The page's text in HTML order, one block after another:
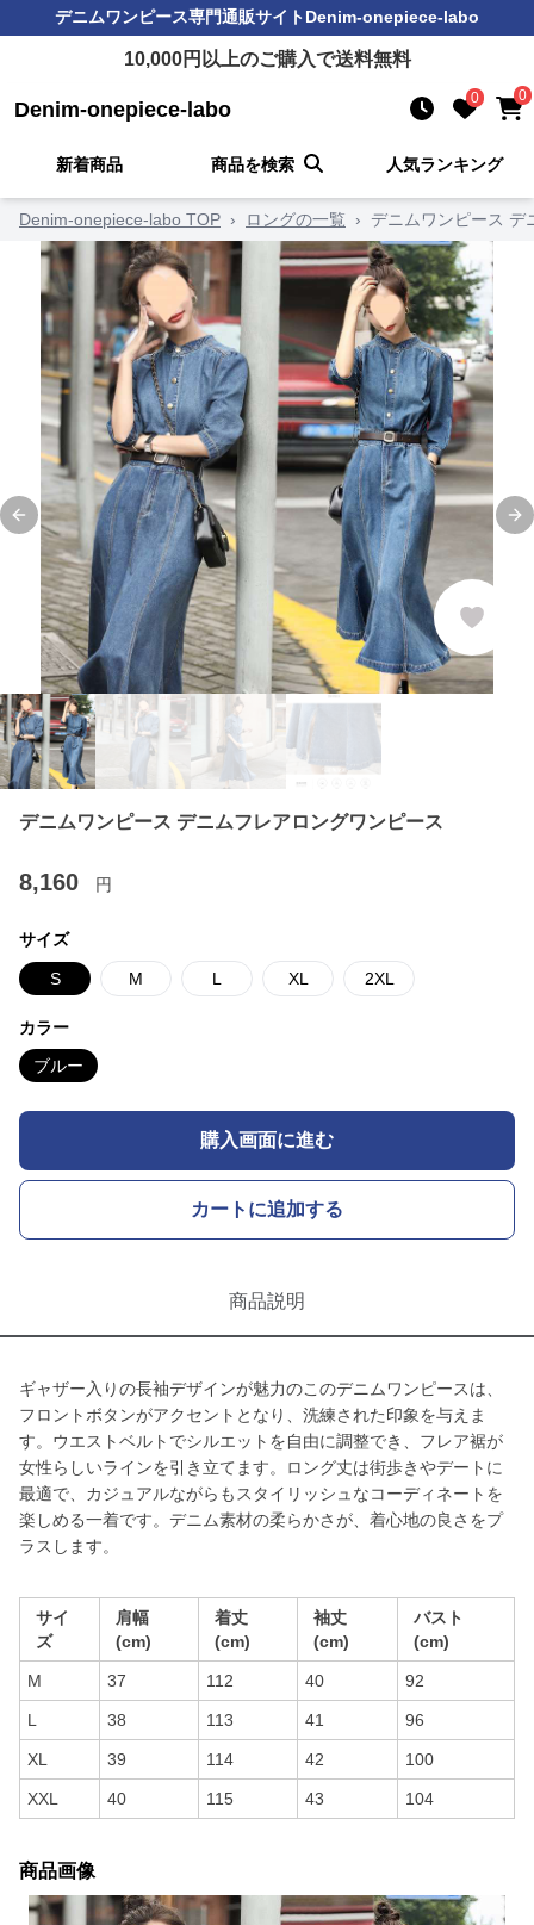
デニムワンピース専門通販サイトDenim-onepiece-labo
10,000円以上のご購入で送料無料
Denim-onepiece-labo 0 0
新着商品 商品を検索 人気ランキング
Denim-onepiece-labo TOP › ロングの一覧 › デニムワンピース デ
Previous slide
デニムワンピース デニムフレアロングワンピース
8,160 円
サイズ
S M L XL 2XL
カラー
ブルー
購入画面に進む
カートに追加する
商品説明
ギャザー入りの長袖デザインが魅力のこのデニムワンピースは、
フロントボタンがアクセントとなり、洗練された印象を与えま
す。ウエストベルトでシルエットを自由に調整でき、フレア裾が
女性らしいラインを引き立てます。ロング丈は街歩きやデートに
最適で、カジュアルながらもスタイリッシュなコーディネートを
楽しめる一着です。デニム素材の柔らかさが、着心地の良さをプ
ラスします。
サイ
ズ
肩幅
(cm)
着丈
(cm)
袖丈
(cm)
バスト
(cm)
M 37 112 40 92
L 38 113 41 96
XL 39 114 42 100
XXL 40 115 43 104
商品画像